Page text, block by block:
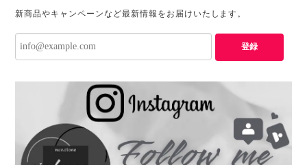
新商品やキャンペーンなど最新情報をお届けいたします。
登録